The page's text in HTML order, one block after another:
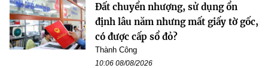
Đất chuyển nhượng, sử dụng ổn
định lâu năm nhưng mất giấy tờ gốc,
có được cấp sổ đỏ?
Thành Công
10:06 08/08/2026